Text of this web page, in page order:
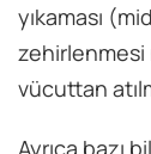
yıkaması
zehirlenmesi
vücuttan
Ayrıca bazı